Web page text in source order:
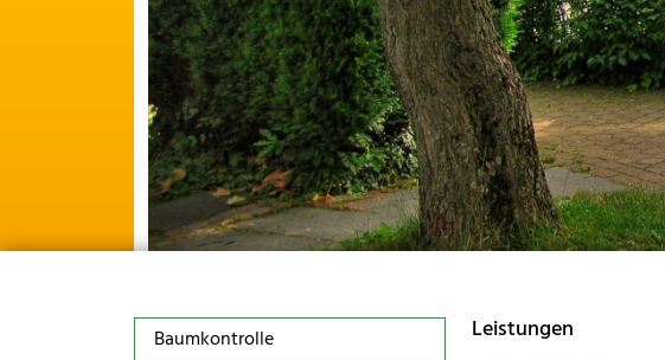
Baumkontrolle
Leistungen